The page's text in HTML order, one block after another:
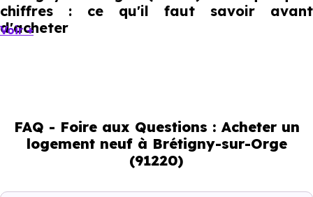
chiffres : ce qu'il faut savoir avant
d'acheter
de son marché immobilier. La population se répartit entre
39.82 % d'adultes (dont 71.2 % d'actifs), 17.6 % de seniors,
20.4 % de jeunes et 22.2 % d'enfants. Un profil
démographique qui renseigne directement sur la
Voir +
FAQ - Foire aux Questions : Acheter un
logement neuf à Brétigny-sur-Orge
(91220)